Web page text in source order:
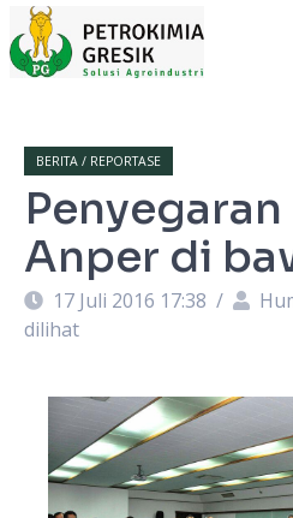
BERITA / REPORTASE
Anper di
17 Juli 2016 17:38 /
dilihat